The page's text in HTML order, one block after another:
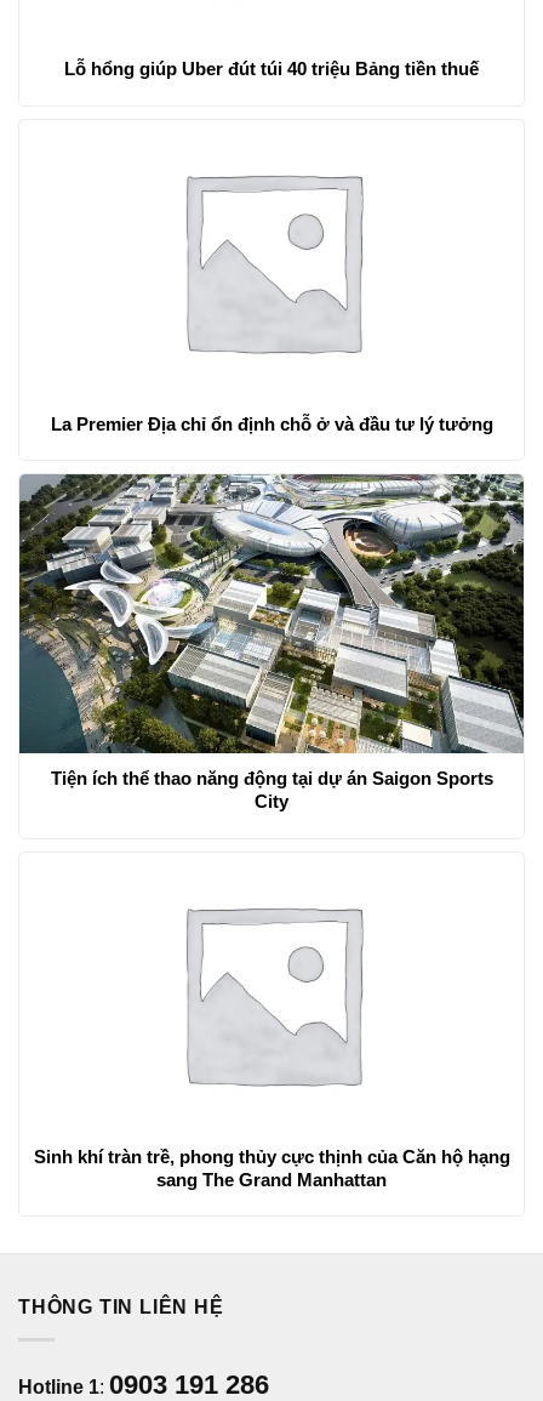
Lỗ hổng giúp Uber đút túi 40 triệu Bảng tiền thuế
La Premier Địa chỉ ổn định chỗ ở và đầu tư lý tưởng
Tiện ích thể thao năng động tại dự án Saigon Sports
City
Sinh khí tràn trề, phong thủy cực thịnh của Căn hộ hạng
sang The Grand Manhattan
THÔNG TIN LIÊN HỆ
Hotline 1: 0903 191 286